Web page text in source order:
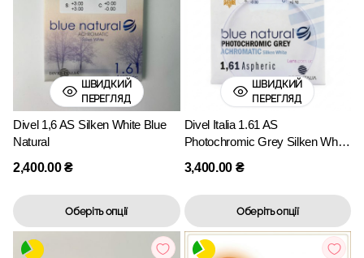
ШВИДКИЙ
ПЕРЕГЛЯД
Divel 1,6 AS Silken White Blue
Natural
2,400.00₴
Оберіть опції
ШВИДКИЙ
ПЕРЕГЛЯД
Divel Italia 1.61 AS
Photochromic Grey Silken White
3,400.00 ₴
Оберіть опції